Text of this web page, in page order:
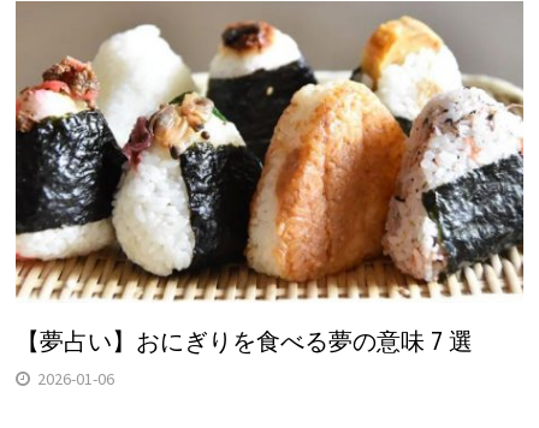
【夢占い】おにぎりを食べる夢の意味 7 選
2026-01-06